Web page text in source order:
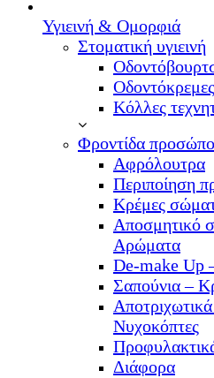
Υγιεινή & Ομορφιά
Στοματική υγιεινή
Κόλλες
Φροντίδα
Αφρόλουτρα
Περιποίηση
Κρέμες
Αποσμητικό
Αρώματα
De-make Up
Σαπούνια –
Νυχοκόπτες
Διάφορα